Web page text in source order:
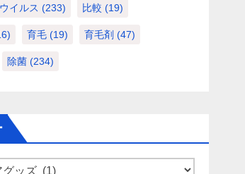
イルス (233) 比較 (19)
育毛 (19) 育毛剤 (47)
除菌 (234)